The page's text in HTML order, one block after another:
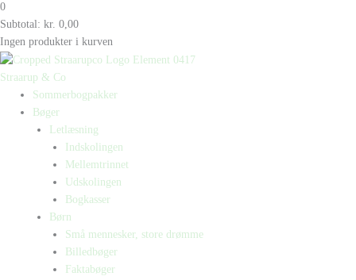
0
Subtotal: kr. 0,00
Ingen produkter i kurven
Straarup & Co
Sommerbogpakker
Bøger
Letlæsning
Indskolingen
Mellemtrinnet
Udskolingen
Bogkasser
Børn
Små mennesker, store drømme
Billedbøger
Faktabøger